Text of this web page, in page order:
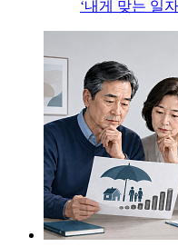
‘내게 맞는 일